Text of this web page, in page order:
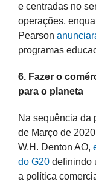
e centradas no
operações,
Pearson
programas
6. Fazer o
para o planeta
Na sequência da
de Março de
W.H. Denton AO,
do G20definindo
a política